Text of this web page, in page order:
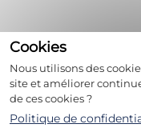
Nous utilisons des
site et améliorer
de ces cookies ?
Politique de